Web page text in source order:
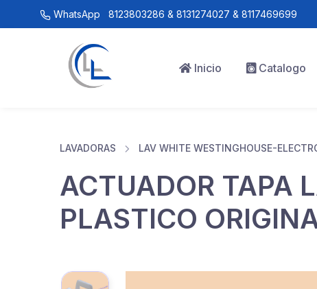
WhatsApp 8123803286 & 8131274027 & 8117469699
Inicio Catalogo
LAVADORAS LAV WHITE WESTINGHOUSE-
ACTUADOR TAPA
PLASTICO